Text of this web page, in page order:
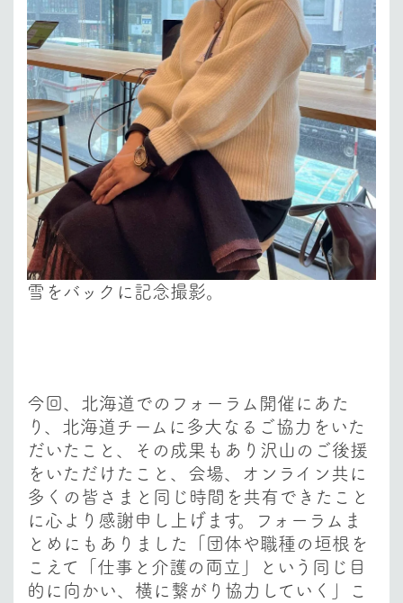
雪をバックに記念撮影。
今回、北海道でのフォーラム開催にあた
り、北海道チームに多大なるご協力をいた
だいたこと、その成果もあり沢山のご後援
をいただけたこと、会場、オンライン共に
多くの皆さまと同じ時間を共有できたこと
に心より感謝申し上げます。フォーラムま
とめにもありました
「団体や職種の垣根を
こえて「仕事と介護の両立」という同じ目
的に向かい、横に繋がり協力していく」こ